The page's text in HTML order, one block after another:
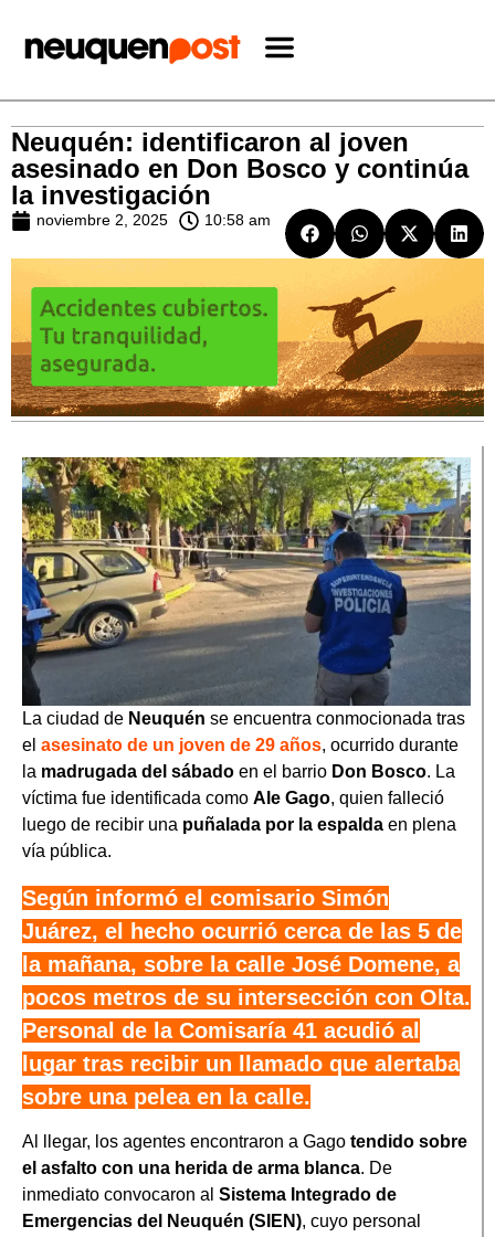
Neuquén: identificaron al joven
asesinado en Don Bosco y continúa
la investigación
noviembre 2, 2025 10:58 am
La ciudad de Neuquén se encuentra conmocionada tras
el asesinato de un joven de 29 años, ocurrido durante
la madrugada del sábado en el barrio Don Bosco. La
víctima fue identificada como Ale Gago, quien falleció
luego de recibir una puñalada por la espalda en plena
vía pública.
Según informó el comisario Simón
Juárez, el hecho ocurrió cerca de las 5 de
la mañana, sobre la calle José Domene, a
pocos metros de su intersección con Olta.
Personal de la Comisaría 41 acudió al
lugar tras recibir un llamado que alertaba
sobre una pelea en la calle.
Al llegar, los agentes encontraron a Gago tendido sobre
el asfalto con una herida de arma blanca. De
inmediato convocaron al Sistema Integrado de
Emergencias del Neuquén (SIEN), cuyo personal